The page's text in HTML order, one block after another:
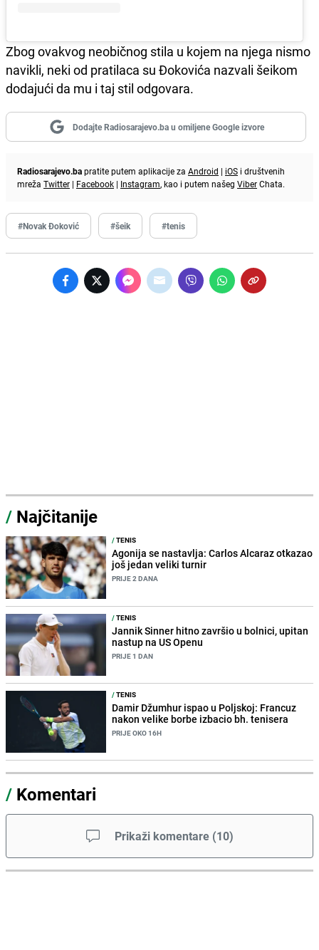
Zbog ovakvog neobičnog stila u kojem na njega nismo
navikli, neki od pratilaca su Đokovića nazvali šeikom
dodajući da mu i taj stil odgovara.
Dodajte Radiosarajevo.ba u omiljene Google izvore
Radiosarajevo.bapratite putem aplikacije za Android | iOS i društvenih
mreža Twitter | Facebook | Instagram, kao i putem našeg ViberChata.
#Novak Đoković #šeik #tenis
/ Najčitanije
/TENIS
Agonija se nastavlja: Carlos Alcaraz otkazao
još jedan veliki turnir
PRIJE 2 DANA
/TENIS
Jannik Sinner hitno završio u bolnici, upitan
nastup na US Openu
PRIJE 1 DAN
/TENIS
Damir Džumhur ispao u Poljskoj: Francuz
nakon velike borbe izbacio bh. tenisera
PRIJE OKO 16H
/ Komentari
Prikaži komentare (10)